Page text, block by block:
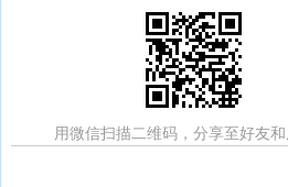
用微信扫描二维码，分享至好友